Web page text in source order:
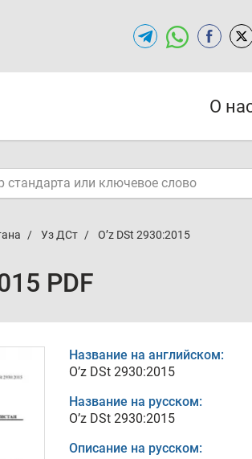
О
Уз ДСт O’z DSt 2930:2015
PDF
Название на английском:
O’z DSt 2930:2015
Название на русском:
O’z DSt 2930:2015
Описание на русском: